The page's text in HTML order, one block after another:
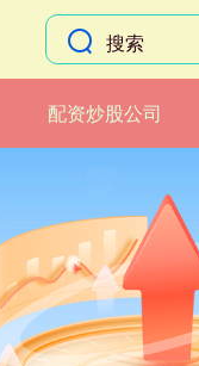
配资炒股公司